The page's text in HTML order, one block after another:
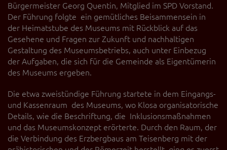
Bürgermeister Georg Quentin, Mitglied im SPD Vorstand.
Der Führung folgte ein gemütliches Beisammensein in
der Heimatstube des Museums mit Rückblick auf das
Gesehene und Fragen zur Zukunft und nachhaltigen
Gestaltung des Museumsbetriebs, auch unter Einbezug
der Aufgaben, die sich für die Gemeinde als Eigentümerin
des Museums ergeben.
Die etwa zweistündige Führung startete in dem Eingangs-
und Kassenraum des Museums, wo Klosa organisatorische
Details, wie die Beschriftung, die Inklusionsmaßnahmen
und das Museumskonzept erörterte. Durch den Raum, der
die Verbindung des Erzbergbaus am Teisenberg mit der